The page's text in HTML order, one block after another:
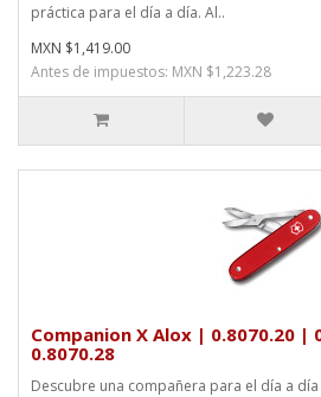
práctica para el día a día. Al..
MXN $1,419.00
Antes de impuestos: MXN $1,223.28
Companion X Alox | 0.8070.20 |
0.8070.28
Descubre una compañera para el día a